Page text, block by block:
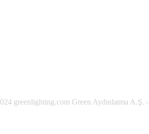
greenlighting.com Green Aydınlatma A.Ş. -